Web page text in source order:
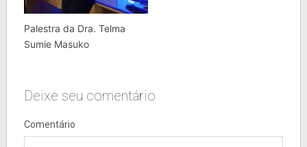
Palestra da Dra. Telma
Sumie Masuko
Deixe seu comentário
Comentário